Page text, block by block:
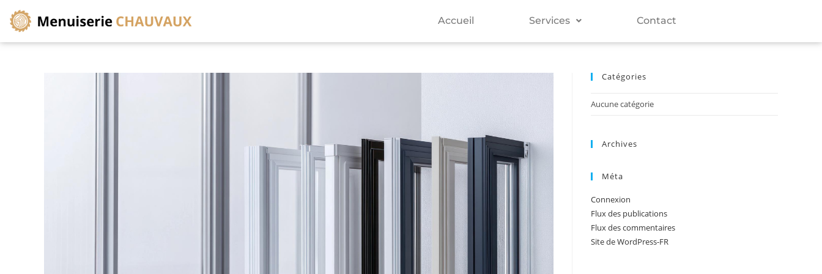
Accueil Services Contact
Catégories
Aucune catégorie
Archives
Méta
Connexion
Flux des publications
Flux des commentaires
Site de WordPress-FR